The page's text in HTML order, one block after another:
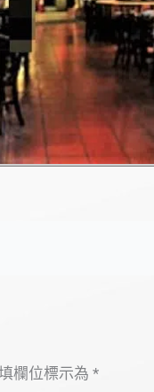
欄位標示為 *